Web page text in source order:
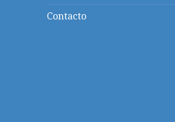
Contacto